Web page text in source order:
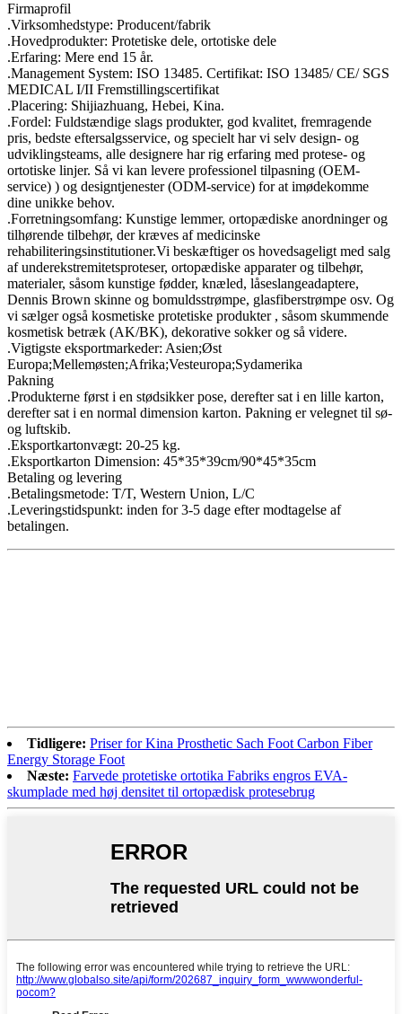
Firmaprofil
.Virksomhedstype: Producent/fabrik
.Hovedprodukter: Protetiske dele, ortotiske dele
.Erfaring: Mere end 15 år.
.Management System: ISO 13485. Certifikat: ISO 13485/ CE/ SGS
MEDICAL I/II Fremstillingscertifikat
.Placering: Shijiazhuang, Hebei, Kina.
.Fordel: Fuldstændige slags produkter, god kvalitet, fremragende
pris, bedste eftersalgsservice, og specielt har vi selv design- og
udviklingsteams, alle designere har rig erfaring med protese- og
ortotiske linjer. Så vi kan levere professionel tilpasning (OEM-
service) ) og designtjenester (ODM-service) for at imødekomme
dine unikke behov.
.Forretningsomfang: Kunstige lemmer, ortopædiske anordninger og
tilhørende tilbehør, der kræves af medicinske
rehabiliteringsinstitutioner.Vi beskæftiger os hovedsageligt med salg
af underekstremitetsproteser, ortopædiske apparater og tilbehør,
materialer, såsom kunstige fødder, knæled, låseslangeadaptere,
Dennis Brown skinne og bomuldsstrømpe, glasfiberstrømpe osv. Og
vi sælger også kosmetiske protetiske produkter , såsom skummende
kosmetisk betræk (AK/BK), dekorative sokker og så videre.
.Vigtigste eksportmarkeder: Asien;Øst
Europa;Mellemøsten;Afrika;Vesteuropa;Sydamerika
Pakning
.Produkterne først i en stødsikker pose, derefter sat i en lille karton,
derefter sat i en normal dimension karton. Pakning er velegnet til sø-
og luftskib.
.Eksportkartonvægt: 20-25 kg.
.Eksportkarton Dimension: 45*35*39cm/90*45*35cm
Betaling og levering
.Betalingsmetode: T/T, Western Union, L/C
.Leveringstidspunkt: inden for 3-5 dage efter modtagelse af
betalingen.
Tidligere: Priser for Kina Prosthetic Sach Foot Carbon Fiber
Energy Storage Foot
Næste: Farvede protetiske ortotika Fabriks engros EVA-
skumplade med høj densitet til ortopædisk protesebrug